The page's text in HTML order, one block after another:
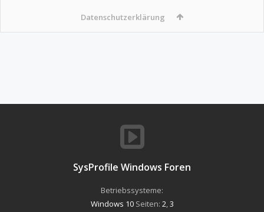
Datenschutzerklärung
SysProfile Windows Foren
Betriebssysteme:
Windows 10Seiten: 2 3